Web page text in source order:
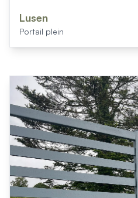
Lusen
Portail plein